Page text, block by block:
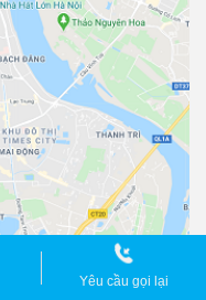
Yêu cầu gọi lại